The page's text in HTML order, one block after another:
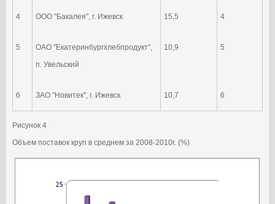
4 ООО "Бакалея", г. Ижевск 15,5 4
5
ОАО "Екатеринбургхлебпродукт",
п. Увельский
10,9 5
6 ЗАО "Новитек", г. Ижевск 10,7 6
Рисунок 4
Объем поставок круп в среднем за 2008-2010г. (%)